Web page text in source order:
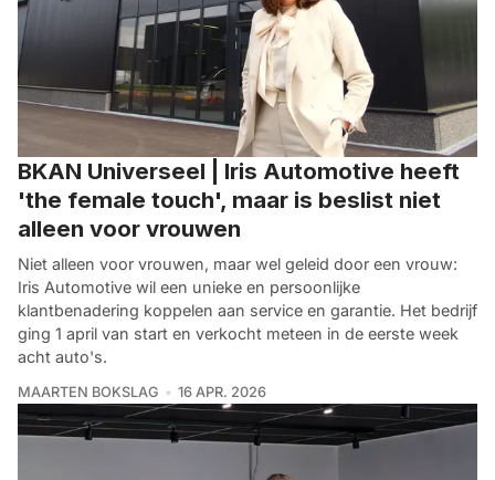
BKAN Universeel | Iris Automotive heeft
'the female touch', maar is beslist niet
alleen voor vrouwen
Niet alleen voor vrouwen, maar wel geleid door een vrouw:
Iris Automotive wil een unieke en persoonlijke
klantbenadering koppelen aan service en garantie. Het bedrijf
ging 1 april van start en verkocht meteen in de eerste week
acht auto's.
MAARTEN BOKSLAG 16 APR. 2026